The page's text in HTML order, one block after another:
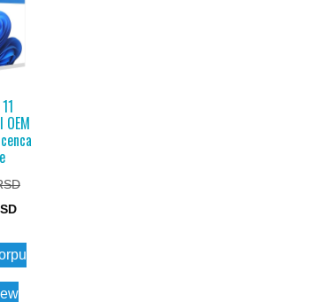
Original
21.095 $.
Current
is:
2.990 $.